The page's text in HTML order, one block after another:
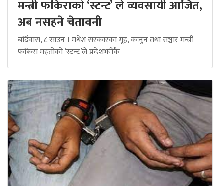
मन्त्री फकिराको ‘स्टन्ट’ ले व्यवसायी आजित,
अब नसहने चेतावनी
बर्दिवास, ८ साउन । मधेश सरकारका गृह, कानुन तथा सञ्चार मन्त्री
फकिरा महतोको ‘स्टन्ट’ले प्रदेशभरीकै